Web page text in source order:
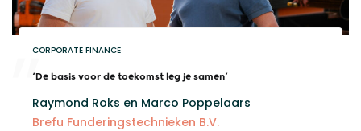
CORPORATE FINANCE
‘De basis voor de toekomst leg je samen’
Raymond Roks en Marco Poppelaars
Brefu Funderingstechnieken B.V.